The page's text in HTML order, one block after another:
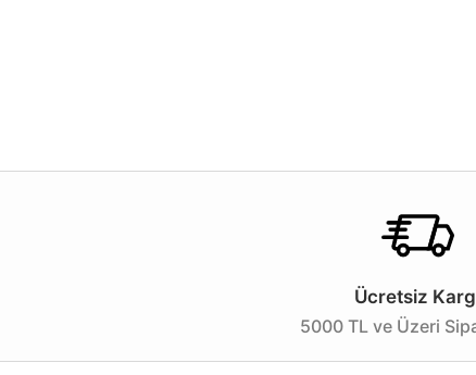
kurulum sağlar. Fonksiyonel tasarımı sayesinde,
Ücretsiz
5000 TL ve Üzeri